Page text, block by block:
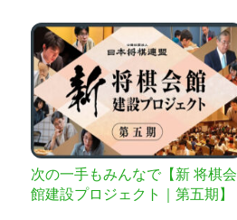
次の一手もみんなで【新 将棋会
館建設プロジェクト｜第五期】